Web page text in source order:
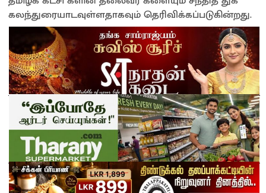
கலந்துரையாடவுள்ளதாகவும் தெரிவிக்கப்படுகின்றது.